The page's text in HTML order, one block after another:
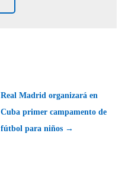
Real Madrid organizará en
Cuba primer campamento de
fútbol para niños →